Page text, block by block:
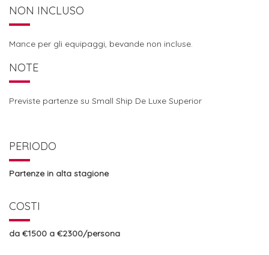
NON INCLUSO
Mance per gli equipaggi, bevande non incluse.
NOTE
Previste partenze su Small Ship De Luxe Superior
PERIODO
Partenze in alta stagione
COSTI
da €1500 a €2300/persona